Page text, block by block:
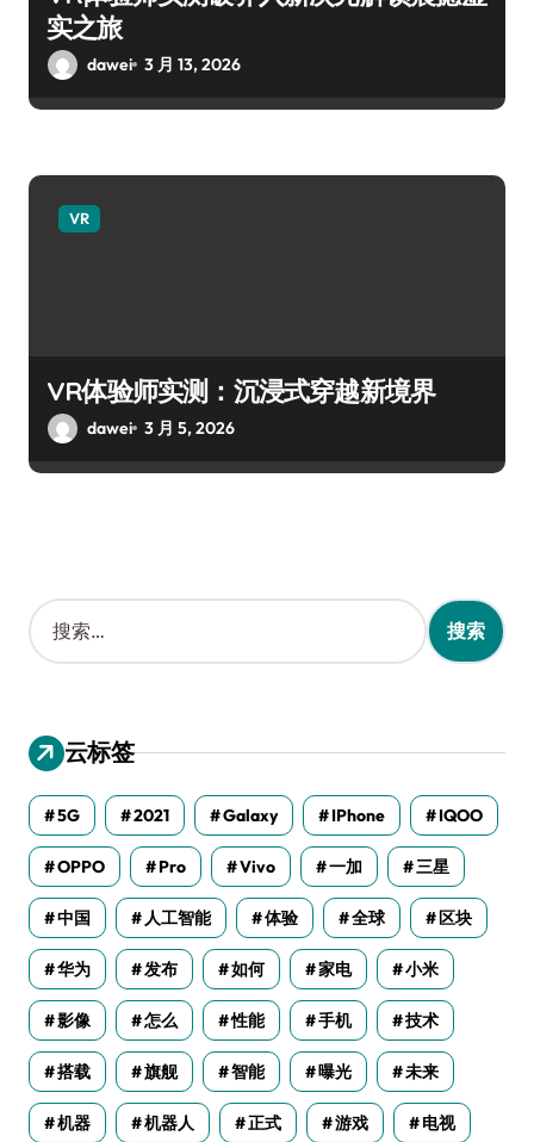
实之旅
dawei 3 月 13, 2026
VR
VR体验师实测：沉浸式穿越新境界
dawei 3 月 5, 2026
搜
索
：
云标签
5G 2021 Galaxy IPhone IQOO
OPPO Pro Vivo 一加 三星
中国 人工智能 体验 全球 区块
华为 发布 如何 家电 小米
影像 怎么 性能 手机 技术
搭载 旗舰 智能 曝光 未来
机器 机器人 正式 游戏 电视